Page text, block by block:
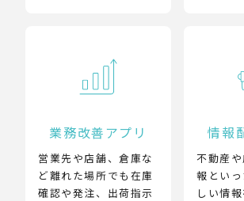
業務改善アプリ
営業先や店舗、倉庫な
ど離れた場所でも在庫
確認や発注、出荷指示
情報
不動産
報とい
しい情